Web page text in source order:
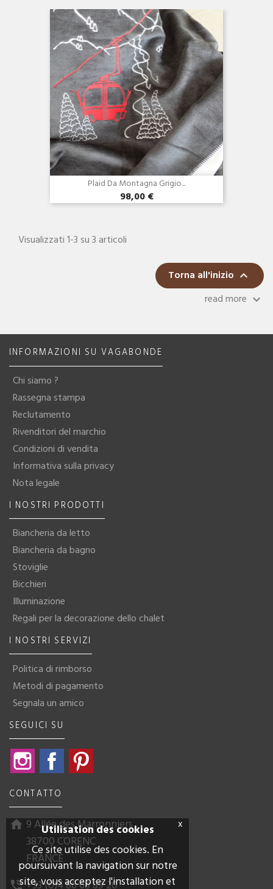
Plaid Da Montagna Grigio...
98,00 €
Visualizzati 1-3 su 3 articoli
Torna all'inizio 
read more keyboard_arrow_down
INFORMAZIONI SU VAGABONDE
Chi siamo ?
Rassegna stampa
Reclutamento
Rivenditori del marchio
Condizioni di vendita
Informativa sulla privacy
Nota legale
I NOSTRI PRODOTTI
Biancheria da letto
Biancheria da bagno
Stoviglie
Bicchieri
Illuminazione
Regali per la decorazione dello chalet
I NOSTRI SERVIZI
Politica di rimborso
Metodi di pagamento
Segnala un amico
SEGUICI SU
InstagramFacebook
CONTATTO
home 9 Allée des Marronniers
38700 CORENC
FRANCE
phone_in_talk
x
Utilisation des cookies
Ce site utilise des cookies. En
poursuivant la navigation sur notre
site, vous acceptez l'installation et